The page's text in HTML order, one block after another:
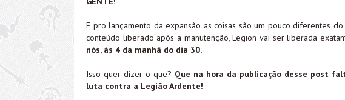
E pro lançamento da expansão as coisas são um pouco diferentes
conteúdo liberado após a manutenção, Legion vai ser liberada
nós, às 4 da manhã do dia 30.
Isso quer dizer o que? Que na hora da publicação desse post
luta contra a Legião Ardente!